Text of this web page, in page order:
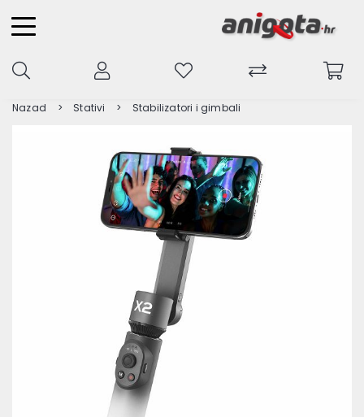
Nazad Stativi Stabilizatori i gimbali